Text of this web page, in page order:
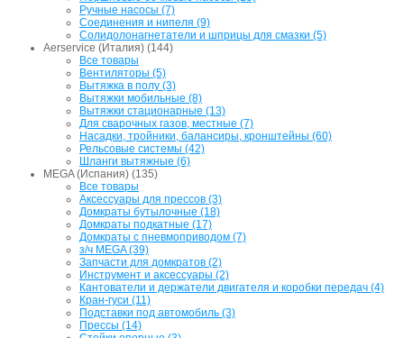
Ручные насосы (7)
Соединения и нипеля (9)
Солидолонагнетатели и шприцы для смазки (5)
Aerservice (Италия) (144)
Все товары
Вентиляторы (5)
Вытяжка в полу (3)
Вытяжки мобильные (8)
Вытяжки стационарные (13)
Для сварочных газов, местные (7)
Насадки, тройники, балансиры, кронштейны (60)
Рельсовые системы (42)
Шланги вытяжные (6)
MEGA (Испания) (135)
Все товары
Аксессуары для прессов (3)
Домкраты бутылочные (18)
Домкраты подкатные (17)
Домкраты с пневмоприводом (7)
з/ч MEGA (39)
Запчасти для домкратов (2)
Инструмент и аксессуары (2)
Кантователи и держатели двигателя и коробки передач (4)
Кран-гуси (11)
Подставки под автомобиль (3)
Прессы (14)